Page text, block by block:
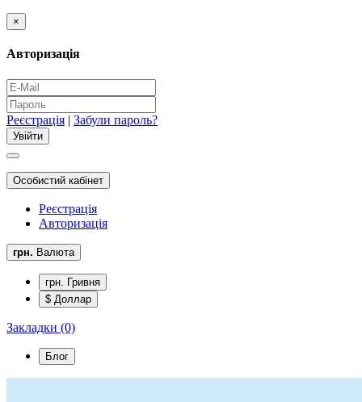
×
Авторизація
Реєстрація | Забули пароль?
Особистий кабінет
Реєстрація
Авторизація
грн. Валюта
грн. Гривня
$ Доллар
Закладки (0)
Блог